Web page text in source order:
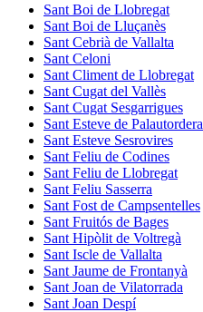
Sant Boi de Llobregat
Sant Boi de Lluçanès
Sant Cebrià de Vallalta
Sant Celoni
Sant Climent de Llobregat
Sant Cugat del Vallès
Sant Cugat Sesgarrigues
Sant Esteve de Palautordera
Sant Esteve Sesrovires
Sant Feliu de Codines
Sant Feliu de Llobregat
Sant Feliu Sasserra
Sant Fost de Campsentelles
Sant Fruitós de Bages
Sant Hipòlit de Voltregà
Sant Iscle de Vallalta
Sant Jaume de Frontanyà
Sant Joan de Vilatorrada
Sant Joan Despí